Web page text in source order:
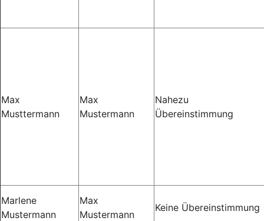
Max
Musttermann
Max
Mustermann
Nahezu
Übereinstimmung
Marlene
Mustermann
Max
Mustermann
Keine Übereinstimmung